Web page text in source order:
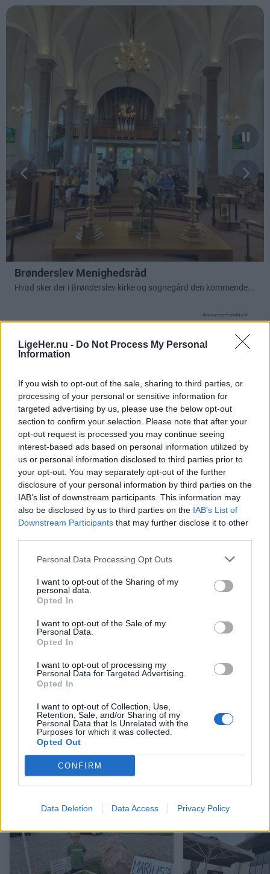
LigeHer.nu - Do Not Process My Personal
Information
If you wish to opt-out of the sale, sharing to third parties, or
processing of your personal or sensitive information for
targeted advertising by us, please use the below opt-out
section to confirm your selection. Please note that after your
opt-out request is processed you may continue seeing
interest-based ads based on personal information utilized by
us or personal information disclosed to third parties prior to
your opt-out. You may separately opt-out of the further
disclosure of your personal information by third parties on the
IAB’s list of downstream participants. This information may
also be disclosed by us to third parties on the IAB’s List of
Downstream Participants that may further disclose it to other
Personal Data Processing Opt Outs
I want to opt-out of the Sharing of my
personal data.
Opted In
I want to opt-out of the Sale of my
Personal Data.
Opted In
I want to opt-out of processing my
Personal Data for Targeted Advertising.
Opted In
I want to opt-out of Collection, Use,
Retention, Sale, and/or Sharing of my
Personal Data that Is Unrelated with the
Purposes for which it was collected.
Opted Out
CONFIRM
Data Deletion Data Access Privacy Policy
Annonceret indhold
Følg med
Stort cykelløb kom forbi Brønderslev
Nordjyllands
Andre læser også